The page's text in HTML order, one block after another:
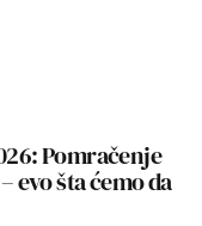
Pomračenje
evo šta ćemo da